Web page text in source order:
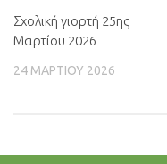
Σχολική γιορτή 25ης
Μαρτίου 2026
24 ΜΑΡΤΊΟΥ 2026